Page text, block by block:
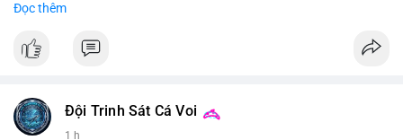
hè, đẩy việc thảo luận sang tháng 9.
XRP và Ripple, ảnh hưởng đến tâm lý nhà đầu tư.
#ripple
Đọc thêm
Đội Trinh Sát Cá Voi
1 h